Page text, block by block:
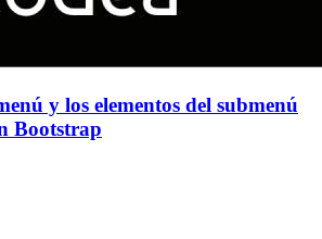
y los elementos del submenú
Bootstrap